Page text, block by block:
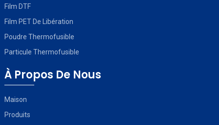
Film DTF
Film PET De Libération
Poudre Thermofusible
Particule Thermofusible
À Propos De Nous
Maison
Produits